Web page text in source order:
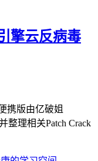
擎云反病毒
携版由亿破姐
整理相关Patch Crack